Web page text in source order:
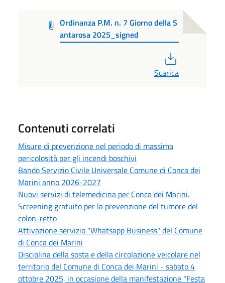
Ordinanza P.M. n. 7 Giorno della S
antarosa 2025_signed
Scarica
Contenuti correlati
Misure di prevenzione nel periodo di massima
pericolosità per gli incendi boschivi
Bando Servizio Civile Universale Comune di Conca dei
Marini anno 2026-2027
Nuovi servizi di telemedicina per Conca dei Marini.
Screening gratuito per la prevenzione del tumore del
colon-retto
Attivazione servizio "Whatsapp Business" del Comune
di Conca dei Marini
Disciplina della sosta e della circolazione veicolare nel
territorio del Comune di Conca dei Marini - sabato 4
ottobre 2025, in occasione della manifestazione "Festa